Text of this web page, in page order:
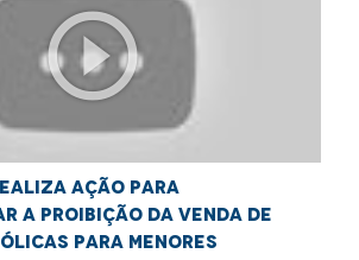
play_circle_outline
ação para
a proibição da venda de
para menores